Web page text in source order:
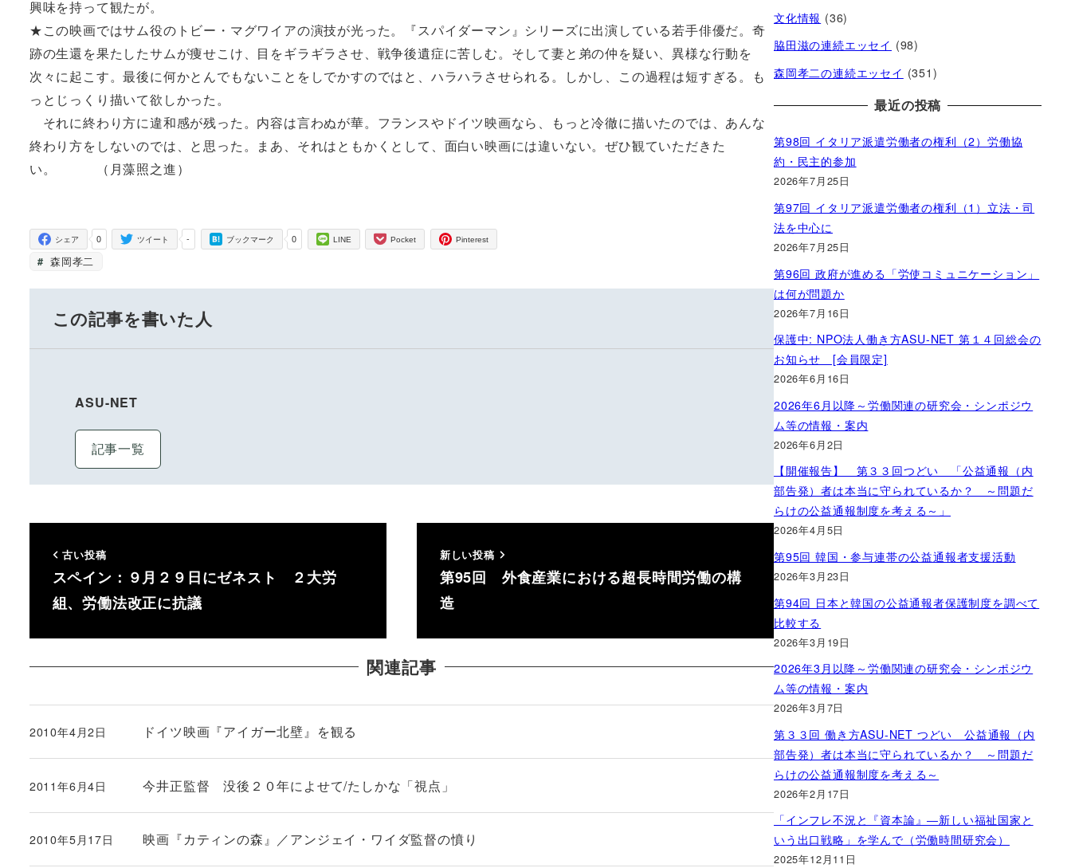
興味を持って観たが。
★この映画ではサム役のトビー・マグワイアの演技が光った。『スパイダーマン』シリーズに出演している若手俳優だ。奇
跡の生還を果たしたサムが痩せこけ、目をギラギラさせ、戦争後遺症に苦しむ。そして妻と弟の仲を疑い、異様な行動を
次々に起こす。最後に何かとんでもないことをしでかすのではと、ハラハラさせられる。しかし、この過程は短すぎる。も
っとじっくり描いて欲しかった。
それに終わり方に違和感が残った。内容は言わぬが華。フランスやドイツ映画なら、もっと冷徹に描いたのでは、あんな
終わり方をしないのでは、と思った。まあ、それはともかくとして、面白い映画には違いない。ぜひ観ていただきた
い。 （月藻照之進）
0
シェア -
ツイート 0
ブックマーク LINE Pocket Pinterest
森岡孝二
この記事を書いた人
ASU-NET
記事一覧
古い投稿
スペイン：９月２９日にゼネスト ２大労
組、労働法改正に抗議
新しい投稿
第95回 外食産業における超長時間労働の構
造
関連記事
ドイツ映画『アイガー北壁』を観る
投稿日
2010年4月2日
今井正監督 没後２０年によせて/たしかな「視点」
投稿日
2011年6月4日
映画『カティンの森』／アンジェイ・ワイダ監督の憤り
投稿日
2010年5月17日
文化情報 (36)
脇田滋の連続エッセイ (98)
森岡孝二の連続エッセイ (351)
最近の投稿
第98回 イタリア派遣労働者の権利（2）労働協
約・民主的参加
2026年7月25日
第97回 イタリア派遣労働者の権利（1）立法・司
法を中心に
2026年7月25日
第96回 政府が進める「労使コミュニケーション」
は何が問題か
2026年7月16日
保護中: NPO法人働き方ASU-NET 第１４回総会の
お知らせ [会員限定]
2026年6月16日
2026年6月以降～労働関連の研究会・シンポジウ
ム等の情報・案内
2026年6月2日
【開催報告】 第３３回つどい 「公益通報（内
部告発）者は本当に守られているか？ ～問題だ
らけの公益通報制度を考える～」
2026年4月5日
第95回 韓国・参与連帯の公益通報者支援活動
2026年3月23日
第94回 日本と韓国の公益通報者保護制度を調べて
比較する
2026年3月19日
2026年3月以降～労働関連の研究会・シンポジウ
ム等の情報・案内
2026年3月7日
第３３回 働き方ASU-NET つどい 公益通報（内
部告発）者は本当に守られているか？ ～問題だ
らけの公益通報制度を考える～
2026年2月17日
「インフレ不況と『資本論』―新しい福祉国家と
いう出口戦略」を学んで（労働時間研究会）
2025年12月11日